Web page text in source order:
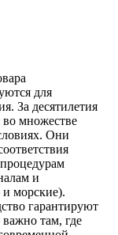
для
За десятилетия
во множестве
Они
и
морские).
гарантируют
там, где